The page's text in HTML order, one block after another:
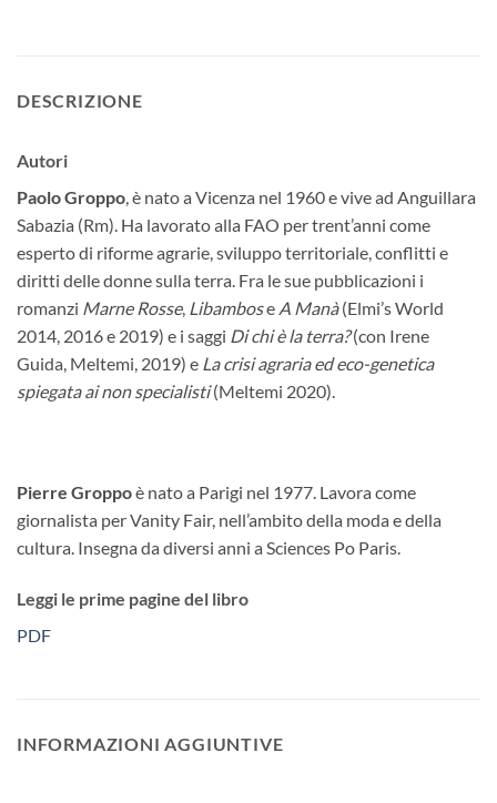
DESCRIZIONE
Autori
Paolo Groppo , è nato a Vicenza nel 1960 e vive ad Anguillara
Sabazia (Rm). Ha lavorato alla FAO per trent’anni come
esperto di riforme agrarie, sviluppo territoriale, conflitti e
diritti delle donne sulla terra. Fra le sue pubblicazioni i
romanzi Marne Rosse, Libambose A Manà(Elmi’s World
2014, 2016 e 2019) e i saggi Di chi è la terra?(con Irene
Guida, Meltemi, 2019) e La crisi agraria ed eco-genetica
spiegata ai non specialisti(Meltemi 2020).
Pierre Groppoè nato a Parigi nel 1977. Lavora come
giornalista per Vanity Fair, nell’ambito della moda e della
cultura. Insegna da diversi anni a Sciences Po Paris.
Leggi le prime pagine del libro
PDF
INFORMAZIONI AGGIUNTIVE